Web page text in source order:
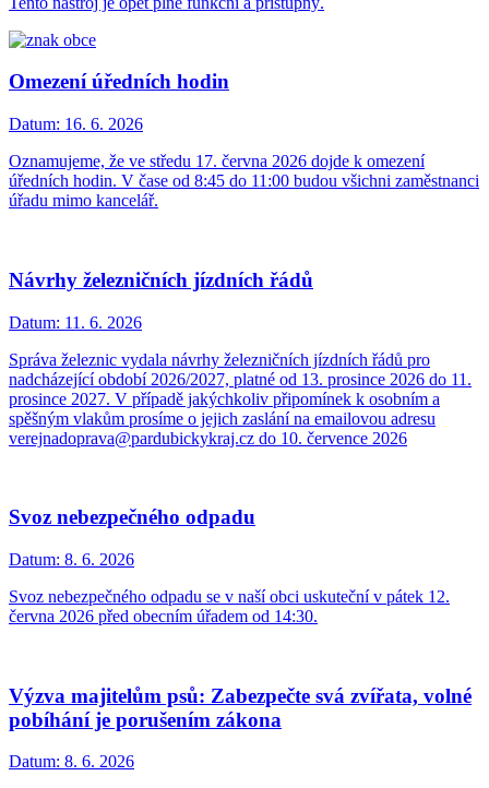
Omezení úředních hodin
Datum: 16. 6. 2026
Oznamujeme, že ve středu 17. června 2026 dojde k omezení
úředních hodin. V čase od 8:45 do 11:00 budou všichni zaměstnanci
úřadu mimo kancelář.
Návrhy železničních jízdních řádů
Datum: 11. 6. 2026
Správa železnic vydala návrhy železničních jízdních řádů pro
nadcházející období 2026/2027, platné od 13. prosince 2026 do 11.
prosince 2027. V případě jakýchkoliv připomínek k osobním a
spěšným vlakům prosíme o jejich zaslání na emailovou adresu
verejnadoprava@pardubickykraj.cz do 10. července 2026
Svoz nebezpečného odpadu
Datum: 8. 6. 2026
Svoz nebezpečného odpadu se v naší obci uskuteční v pátek 12.
června 2026 před obecním úřadem od 14:30.
Výzva majitelům psů: Zabezpečte svá zvířata, volné
pobíhání je porušením zákona
Datum: 8. 6. 2026